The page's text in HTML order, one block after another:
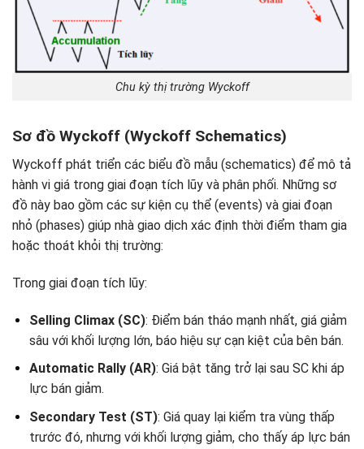
Chu kỳ thị trường Wyckoff
Sơ đồ Wyckoff (Wyckoff Schematics)
Wyckoff phát triển các biểu đồ mẫu (schematics) để mô tả
hành vi giá trong giai đoạn tích lũy và phân phối. Những sơ
đồ này bao gồm các sự kiện cụ thể (events) và giai đoạn
nhỏ (phases) giúp nhà giao dịch xác định thời điểm tham gia
hoặc thoát khỏi thị trường:
Trong giai đoạn tích lũy:
Selling Climax (SC): Điểm bán tháo mạnh nhất, giá giảm
sâu với khối lượng lớn, báo hiệu sự cạn kiệt của bên bán.
Automatic Rally (AR): Giá bật tăng trở lại sau SC khi áp
lực bán giảm.
Secondary Test (ST): Giá quay lại kiểm tra vùng thấp
trước đó, nhưng với khối lượng giảm, cho thấy áp lực bán